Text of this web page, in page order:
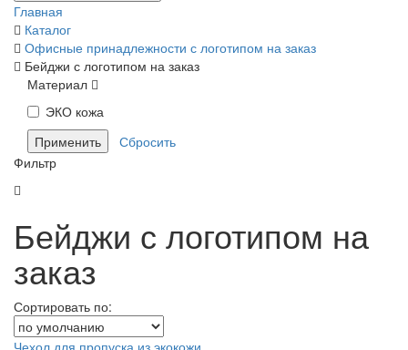
Главная
Каталог
Офисные принадлежности с логотипом на заказ
Бейджи с логотипом на заказ
Материал
ЭКО кожа
Фильтр
Бейджи с логотипом на
заказ
Сортировать по:
Чехол для пропуска из экокожи